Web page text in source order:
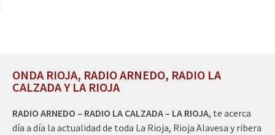
ONDA RIOJA, RADIO ARNEDO, RADIO LA
CALZADA Y LA RIOJA
RADIO ARNEDO – RADIO LA CALZADA – LA RIOJA, te acerca
día a día la actualidad de toda La Rioja, Rioja Alavesa y ribera